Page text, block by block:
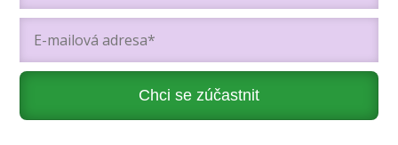
Chci se zúčastnit